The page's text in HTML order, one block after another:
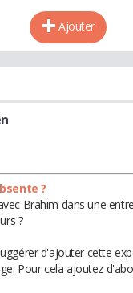
Ajouter
?
Brahim dans une
?
d'ajouter cette
Pour cela ajoutez